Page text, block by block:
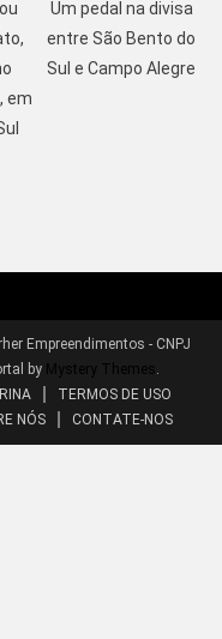
em
Um pedal na divisa
entre São Bento do
Sul e Campo Alegre
Empreendimentos - CNPJ
by Mystery Themes .
TERMOS DE USO
NÓS CONTATE-NOS